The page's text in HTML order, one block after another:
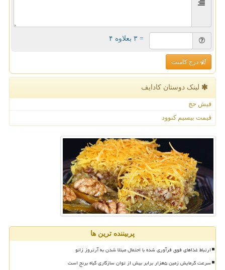
= ۳ بعلاوه ۴
درج کامنت
لینک دوستان كادایف
فیش حج
قیمت بیسیم کنوود
پربیننده ترین ها
ارتباط غذاهای فوق فرآوری شده با احتمال مبتلا شدن به آرتروز زانو
سرعت گرمایش زمین ۵هزار برابر بیش از توان سازگاری گیاه برنج است